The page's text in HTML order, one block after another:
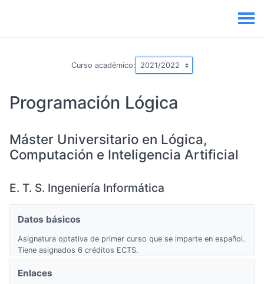
Curso académico:
Programación Lógica
Máster Universitario en Lógica,
Computación e Inteligencia Artificial
E. T. S. Ingeniería Informática
Datos básicos
Asignatura optativa de primer curso que se imparte en español.
Tiene asignados 6 créditos ECTS.
Enlaces